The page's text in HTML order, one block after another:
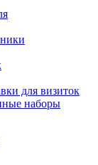
для визиток
наборы